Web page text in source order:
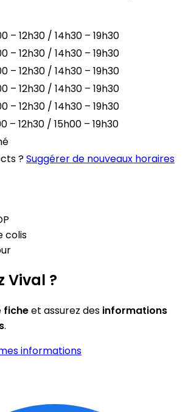
– 12h30 / 14h30 – 19h30
– 12h30 / 14h30 – 19h30
– 12h30 / 14h30 – 19h30
– 12h30 / 14h30 – 19h30
– 12h30 / 14h30 – 19h30
– 12h30 / 15h00 – 19h30
?Suggérer de nouveaux horaires
colis
Vival ?
ficheet assurez des informations
.
informations